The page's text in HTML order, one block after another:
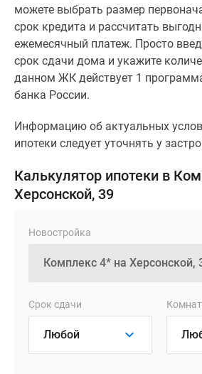
можете выбрать размер
срок кредита и рассчитать
ежемесячный платеж. Просто
срок сдачи дома и укажите
данном ЖК действует 1
банка России.
Информацию об актуальных
ипотеки следует уточнять у
Калькулятор ипотеки в
Херсонской, 39
Новостройка
Срок сдачи